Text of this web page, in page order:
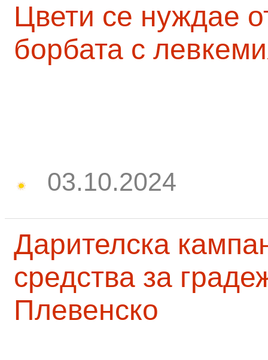
Цвети се нуждае
борбата с
03.10.2024
Дарителска
средства за
Плевенско